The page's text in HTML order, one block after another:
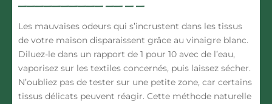
Les mauvaises odeurs qui s’incrustent dans les tissus
de votre maison disparaissent grâce au vinaigre blanc.
Diluez-le dans un rapport de 1 pour 10 avec de l’eau,
vaporisez sur les textiles concernés, puis laissez sécher.
N’oubliez pas de tester sur une petite zone, car certains
tissus délicats peuvent réagir. Cette méthode naturelle